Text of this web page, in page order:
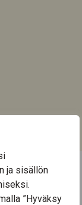
ja sisällön
”Hyväksy